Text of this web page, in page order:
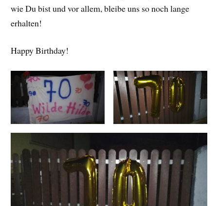
wie Du bist und vor allem, bleibe uns so noch lange
erhalten!
Happy Birthday!